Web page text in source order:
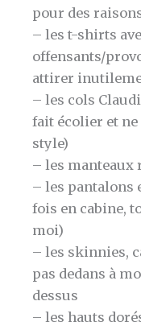
pour des
– les t-shirts
offensants/
attirer
– les cols
fait écolier et ne
style)
– les manteaux
– les pantalons
fois en cabine,
moi)
– les skinnies,
pas dedans à
dessus
– les hauts